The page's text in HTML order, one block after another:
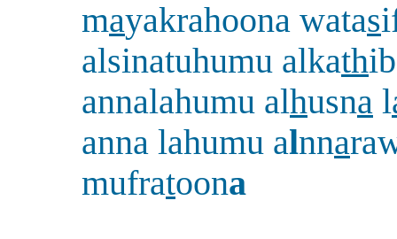
mayakrahoona watas
alsinatuhumu alkath
annalahumu alhusna l
anna lahumu alnna
mufratoona